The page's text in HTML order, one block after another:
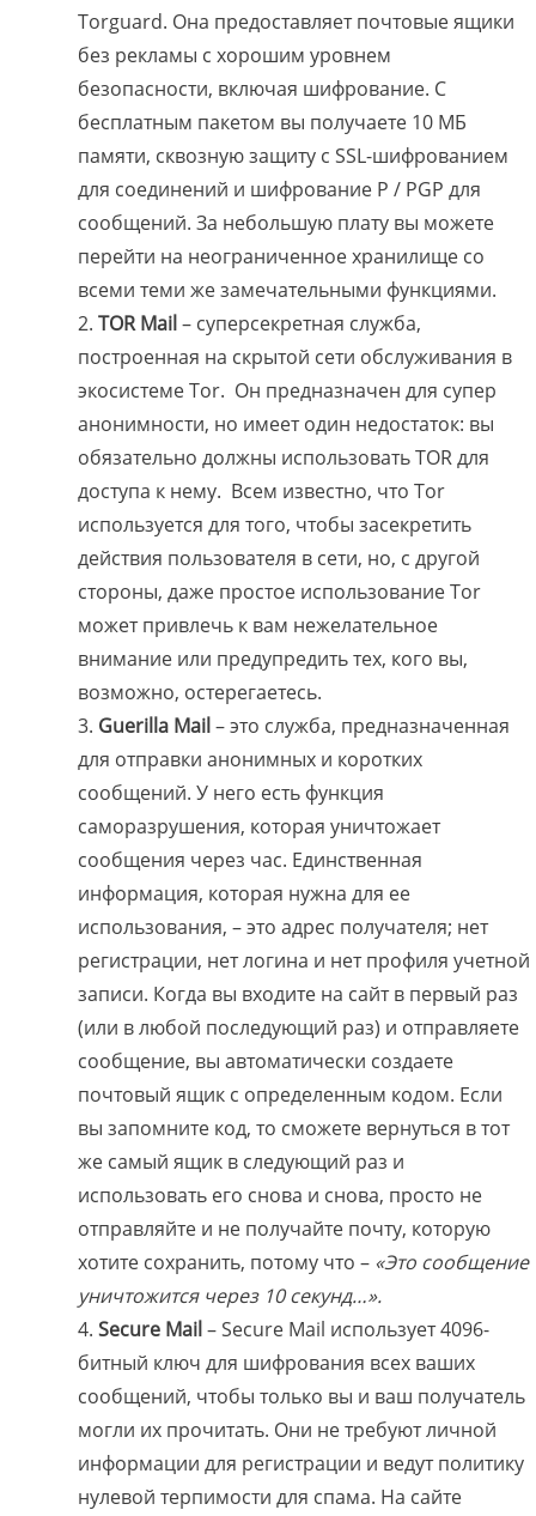
Torguard. Она предоставляет почтовые ящики
без рекламы с хорошим уровнем
безопасности, включая шифрование. С
бесплатным пакетом вы получаете 10 МБ
памяти, сквозную защиту с SSL-шифрованием
для соединений и шифрование P / PGP для
сообщений. За небольшую плату вы можете
перейти на неограниченное хранилище со
всеми теми же замечательными функциями.
TOR Mail – суперсекретная служба,
построенная на скрытой сети обслуживания в
экосистеме Tor. Он предназначен для супер
анонимности, но имеет один недостаток: вы
обязательно должны использовать TOR для
доступа к нему. Всем известно, что Tor
используется для того, чтобы засекретить
действия пользователя в сети, но, с другой
стороны, даже простое использование Tor
может привлечь к вам нежелательное
внимание или предупредить тех, кого вы,
возможно, остерегаетесь.
Guerilla Mail – это служба, предназначенная
для отправки анонимных и коротких
сообщений. У него есть функция
саморазрушения, которая уничтожает
сообщения через час. Единственная
информация, которая нужна для ее
использования, – это адрес получателя; нет
регистрации, нет логина и нет профиля учетной
записи. Когда вы входите на сайт в первый раз
(или в любой последующий раз) и отправляете
сообщение, вы автоматически создаете
почтовый ящик с определенным кодом. Если
вы запомните код, то cможете вернуться в тот
же самый ящик в следующий раз и
использовать его снова и снова, просто не
отправляйте и не получайте почту, которую
хотите сохранить, потому что – «Это сообщение
уничтожится через 10 секунд…».
Secure Mail – Secure Mail использует 4096-
битный ключ для шифрования всех ваших
сообщений, чтобы только вы и ваш получатель
могли их прочитать. Они не требуют личной
информации для регистрации и ведут политику
нулевой терпимости для спама. На сайте